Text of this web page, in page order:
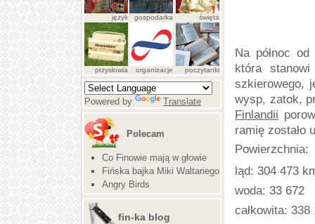
język gospodarka święta
przysłowia organizacje poczytanki
Powered by Translate
Polecam
Co Finowie mają w głowie
Fińska bajka Miki Waltariego
Angry Birds
fin-ka blog
Na północ
która
szkierowego,
wysp, zatok,
Finlandii
ramię zostało
Powierzchnia:
ląd: 304 473
woda: 33 672
całkowita: 338